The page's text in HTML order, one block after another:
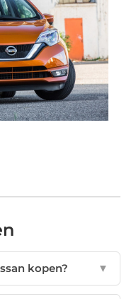
kopen? ▼